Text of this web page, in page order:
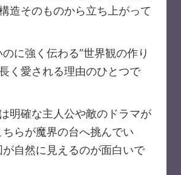
造そのものから立ち上がって
のに強く伝わる”世界観の作り
く愛される理由のひとつで
明確な主人公や敵のドラマが
ちらが魔界の台へ挑んでい
が自然に見えるのが面白いで